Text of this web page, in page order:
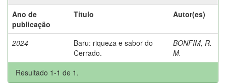
Ano de
publicação
Título Autor(es)
2024
Baru: riqueza e sabor do
Cerrado.
BONFIM, R.
M.
Resultado 1-1 de 1.